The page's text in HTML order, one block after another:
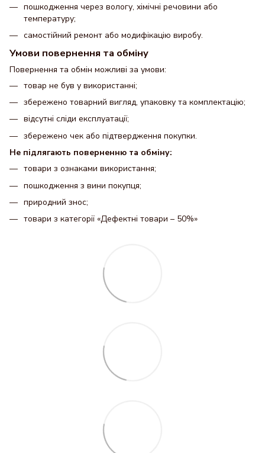
пошкодження через вологу, хімічні речовини або
температуру;
самостійний ремонт або модифікацію виробу.
Умови повернення та обміну
Повернення та обмін можливі за умови:
товар не був у використанні;
збережено товарний вигляд, упаковку та комплектацію;
відсутні сліди експлуатації;
збережено чек або підтвердження покупки.
Не підлягають поверненню та обміну:
товари з ознаками використання;
пошкодження з вини покупця;
природний знос;
товари з категорії «Дефектні товари – 50%»